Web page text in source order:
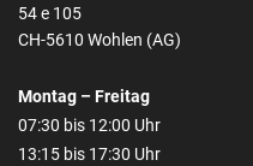
54 e 105
CH-5610 Wohlen (AG)
Montag – Freitag
07:30 bis 12:00 Uhr
13:15 bis 17:30 Uhr